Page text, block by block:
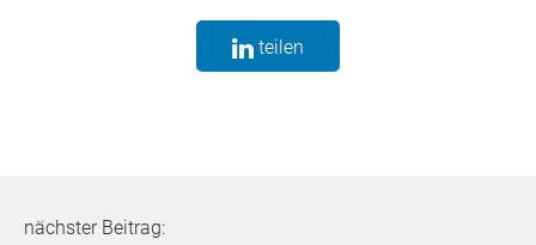
teilen
nächster Beitrag: